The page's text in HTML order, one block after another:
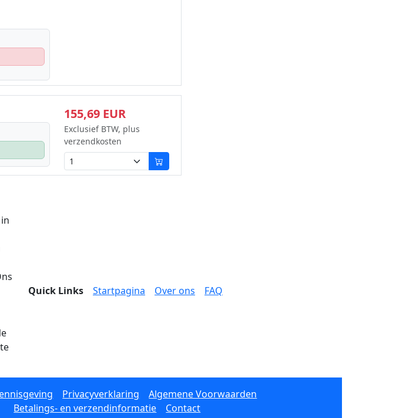
155,69 EUR
Exclusief BTW, plus
verzendkosten
Quick Links Startpagina Over ons FAQ
Privacyverklaring
Algemene Voorwaarden
Betalings- en verzendinformatie
Contact